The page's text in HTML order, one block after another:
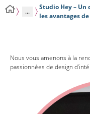
...
Studio Hey –
les avantages
Nous vous amenons à la
passionnées de design